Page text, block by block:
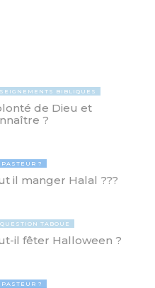
BIBLIQUES
de Dieu et
?
?
il manger Halal ???
TABOUE
il fêter Halloween ?
?